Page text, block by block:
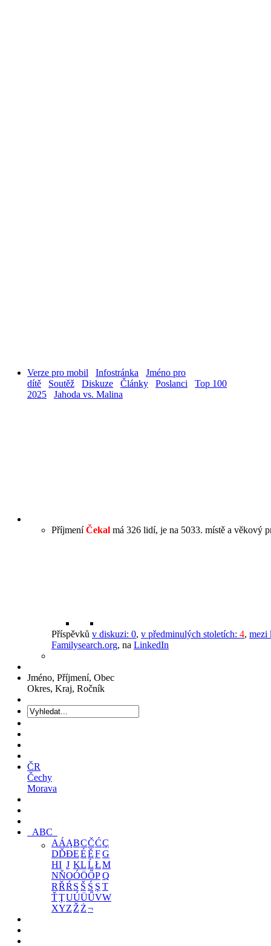
Verze pro mobil Infostránka
Jméno pro
dítě
Soutěž Diskuze Články Poslanci
Top 100
2025
Jahoda vs. Malina
PříjmeníČekal má 326 lidí, je na 5033. místě a věkový
Příspěvků v diskuzi: 0, v předminulých stoletích: 4, mezi
Familysearch.org, na LinkedIn
Jméno, Příjmení, Obec
Okres, Kraj, Ročník
ČR
Čechy
Morava
ABC
AÁĄBCČĆÇ
DĎĐEÉĚFG
HI J KLĹŁM
NŇOÓÖŐPQ
RŘŔ S Š Ś Ş T
ŤŢUÚÜŰVW
XYZ Ž Ż¬